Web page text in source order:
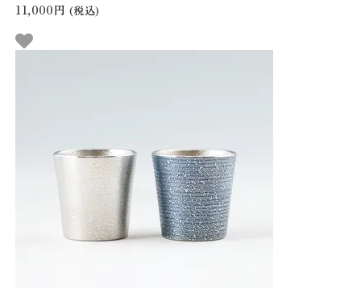
11,000円 (税込)